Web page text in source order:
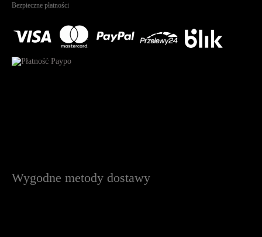
Bezpieczne płatności
Wygodne metody dostawy